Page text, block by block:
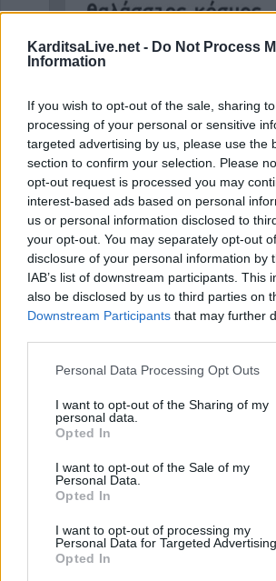
KarditsaLive.net - Do Not Process
Information
If you wish to opt-out of the sale, sharing
processing of your personal or sensitive
targeted advertising by us, please use the
section to confirm your selection. Please
opt-out request is processed you may
interest-based ads based on personal
us or personal information disclosed to
your opt-out. You may separately opt-out
disclosure of your personal information by
IAB’s list of downstream participants. This
also be disclosed by us to third parties on
Downstream Participants that may further
Personal Data Processing Opt Outs
I want to opt-out of the Sharing of my
personal data.
Opted In
I want to opt-out of the Sale of my
Personal Data.
Opted In
I want to opt-out of processing my
Personal Data for Targeted Advertising.
Opted In
ΤΕΛΕΥΤΑΙΑ ΝΕΑ
Προκριματικά Champions League:
Προβάδισμα με... buzzer-beater η
Γκλιμτ
5 Αυγούστου 2026, 07:55
Γκαρσία
5 Αυγούστου 2026, 07:51